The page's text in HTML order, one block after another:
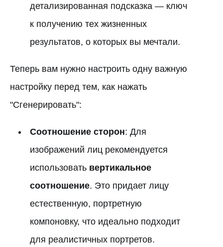
детализированная подсказка — ключ
к получению тех жизненных
результатов, о которых вы мечтали.
Теперь вам нужно настроить одну важную
настройку перед тем, как нажать
"Сгенерировать":
Соотношение сторон: Для
изображений лиц рекомендуется
использовать вертикальное
соотношение. Это придает лицу
естественную, портретную
компоновку, что идеально подходит
для реалистичных портретов.